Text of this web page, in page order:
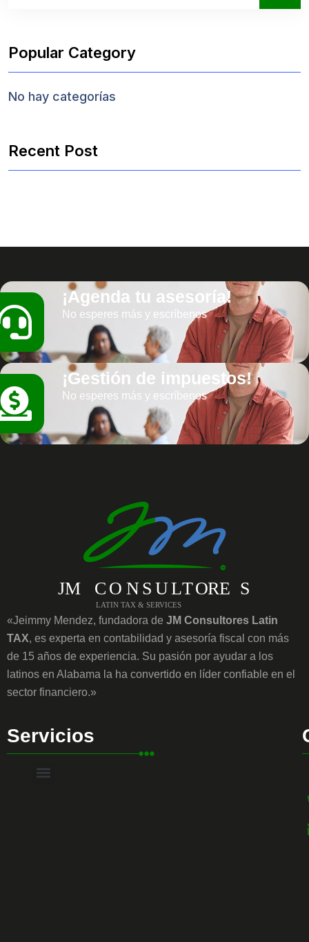
Popular Category
No hay categorías
Recent Post
¡Agenda tu asesoría!
No esperes más y escríbenos
¡Gestión de impuestos!
No esperes más y escríbenos
«Jeimmy Mendez, fundadora de JM Consultores Latin
TAX, es experta en contabilidad y asesoría fiscal con más
de 15 años de experiencia. Su pasión por ayudar a los
latinos en Alabama la ha convertido en líder confiable en el
sector financiero.»
Servicios